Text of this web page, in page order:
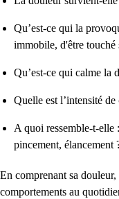
Qu’est-ce qui la
immobile, d'être
Qu’est-ce qui calme la
Quelle est l’intensité
A quoi ressemble-t-elle
pincement, élancement
En comprenant sa
comportements au